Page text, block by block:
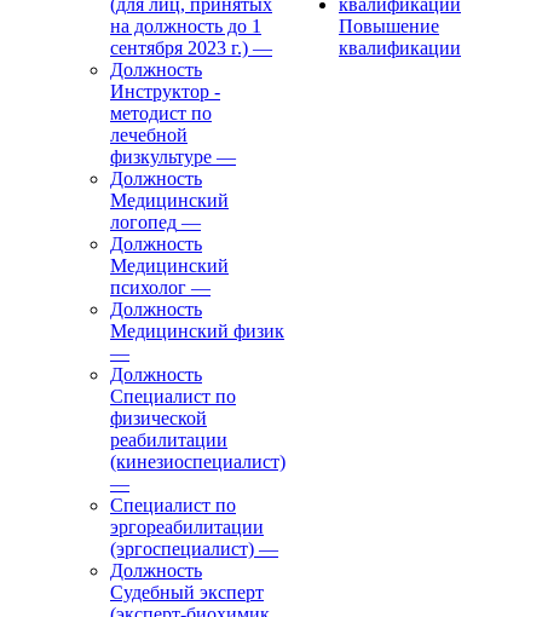
(для лиц, принятых
на должность до 1
сентября 2023 г.) —
Должность
Инструктор -
методист по
лечебной
физкультуре —
Должность
Медицинский
логопед —
Должность
Медицинский
психолог —
Должность
Медицинский физик
—
Должность
Специалист по
физической
реабилитации
(кинезиоспециалист)
—
Специалист по
эргореабилитации
(эргоспециалист) —
Должность
Судебный эксперт
Повышение
квалификации